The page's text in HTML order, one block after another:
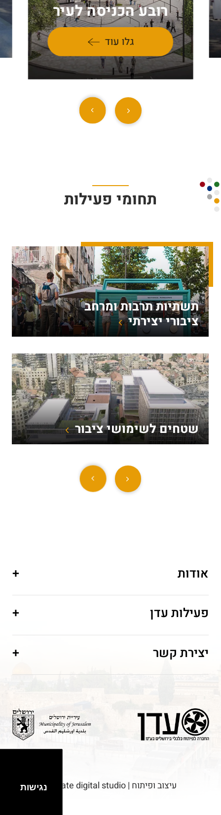
רובע הכניסה לעיר
גלו עוד
תחומי פעילות
תשתיות תרבות ומרחב
ציבורי יצירתי
שטחים לשימושי ציבור
אודות +
פעילות עדן +
יצירת קשר +
עיצוב ופיתוח | elevate digital studio נגישות